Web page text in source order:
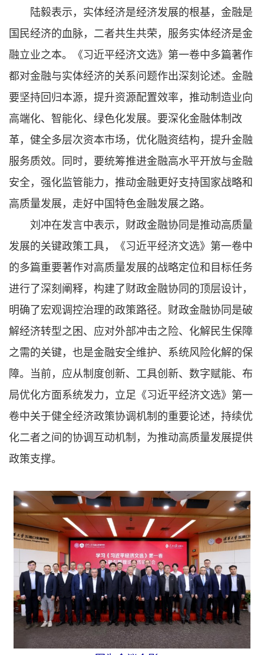
陆毅表示，实体经济是经济发展的根基，金融是
国民经济的血脉，二者共生共荣，服务实体经济是金
融立业之本。《习近平经济文选》第一卷中多篇著作
都对金融与实体经济的关系问题作出深刻论述。金融
要坚持回归本源，提升资源配置效率，推动制造业向
高端化、智能化、绿色化发展。要深化金融体制改
革，健全多层次资本市场，优化融资结构，提升金融
服务质效。同时，要统筹推进金融高水平开放与金融
安全，强化监管能力，推动金融更好支持国家战略和
高质量发展，走好中国特色金融发展之路。
刘冲在发言中表示，财政金融协同是推动高质量
发展的关键政策工具，《习近平经济文选》第一卷中
的多篇重要著作对高质量发展的战略定位和目标任务
进行了深刻阐释，构建了财政金融协同的顶层设计，
明确了宏观调控治理的政策路径。财政金融协同是破
解经济转型之困、应对外部冲击之险、化解民生保障
之需的关键，也是金融安全维护、系统风险化解的保
障。当前，应从制度创新、工具创新、数字赋能、布
局优化方面系统发力，立足《习近平经济文选》第一
卷中关于健全经济政策协调机制的重要论述，持续优
化二者之间的协调互动机制，为推动高质量发展提供
政策支撑。